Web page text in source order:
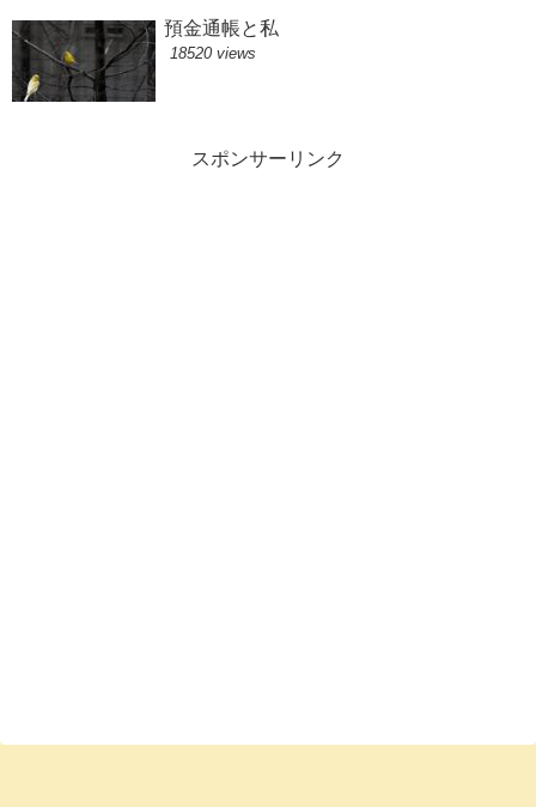
預金通帳と私
18520 views
スポンサーリンク